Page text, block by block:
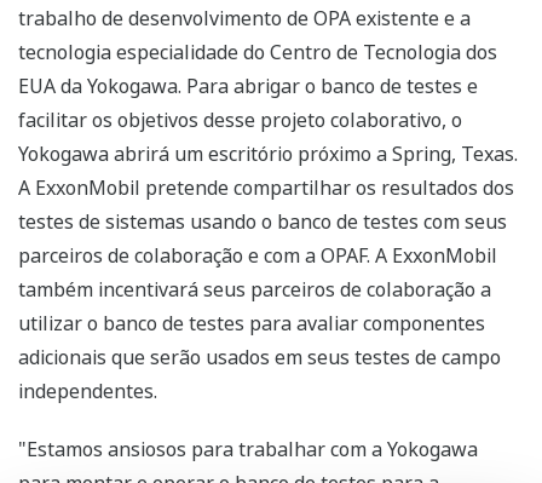
trabalho de desenvolvimento de OPA existente e a
tecnologia especialidade do Centro de Tecnologia dos
EUA da Yokogawa. Para abrigar o banco de testes e
facilitar os objetivos desse projeto colaborativo, o
Yokogawa abrirá um escritório próximo a Spring, Texas.
A ExxonMobil pretende compartilhar os resultados dos
testes de sistemas usando o banco de testes com seus
parceiros de colaboração e com a OPAF. A ExxonMobil
também incentivará seus parceiros de colaboração a
utilizar o banco de testes para avaliar componentes
adicionais que serão usados em seus testes de campo
independentes.
"Estamos ansiosos para trabalhar com a Yokogawa